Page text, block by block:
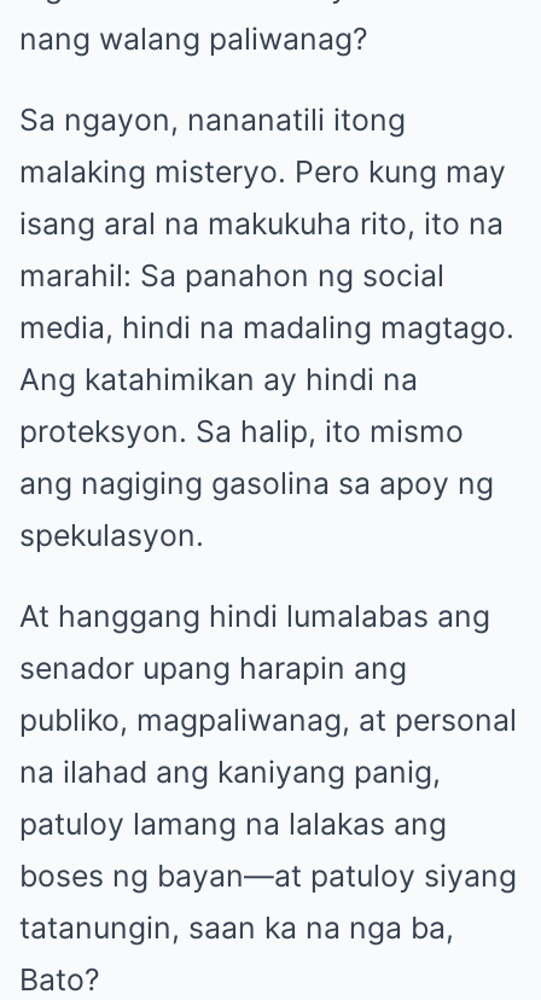
nang walang paliwanag?
Sa ngayon, nananatili itong
malaking misteryo. Pero kung may
isang aral na makukuha rito, ito na
marahil: Sa panahon ng social
media, hindi na madaling magtago.
Ang katahimikan ay hindi na
proteksyon. Sa halip, ito mismo
ang nagiging gasolina sa apoy ng
spekulasyon.
At hanggang hindi lumalabas ang
senador upang harapin ang
publiko, magpaliwanag, at personal
na ilahad ang kaniyang panig,
patuloy lamang na lalakas ang
boses ng bayan—at patuloy siyang
tatanungin, saan ka na nga ba,
Bato?